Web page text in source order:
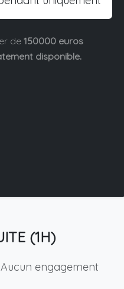
de 150000 euros
disponible.
(1H)
engagement